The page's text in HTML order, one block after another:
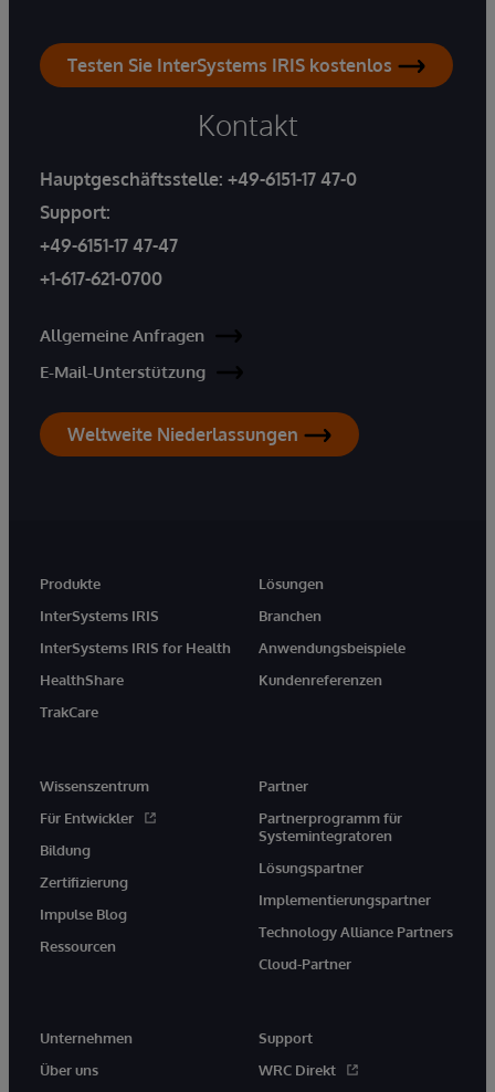
Testen Sie InterSystems IRIS kostenlos
Kontakt
Hauptgeschäftsstelle: +49-6151-17 47-0
Support:
+49-6151-17 47-47
+1-617-621-0700
Allgemeine Anfragen
E-Mail-Unterstützung
Weltweite Niederlassungen
Produkte
InterSystems IRIS
InterSystems IRIS for Health
HealthShare
TrakCare
Lösungen
Branchen
Anwendungsbeispiele
Kundenreferenzen
Wissenszentrum
Für Entwickler
Bildung
Zertifizierung
Impulse Blog
Ressourcen
Partner
Partnerprogramm für
Systemintegratoren
Lösungspartner
Implementierungspartner
Technology Alliance Partners
Cloud-Partner
Unternehmen
Über uns
Support
WRC Direkt